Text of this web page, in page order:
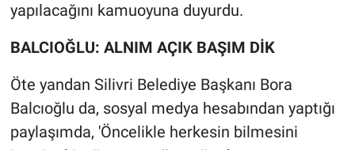
yapılacağını kamuoyuna duyurdu.
BALCIOĞLU: ALNIM AÇIK BAŞIM DİK
Öte yandan Silivri Belediye Başkanı Bora
Balcıoğlu da, sosyal medya hesabından yaptığı
paylaşımda, 'Öncelikle herkesin bilmesini